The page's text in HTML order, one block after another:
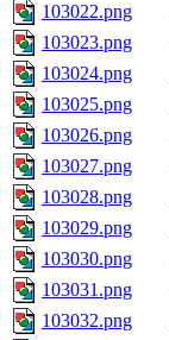
103022.png
103023.png
103024.png
103025.png
103026.png
103027.png
103028.png
103029.png
103030.png
103031.png
103032.png